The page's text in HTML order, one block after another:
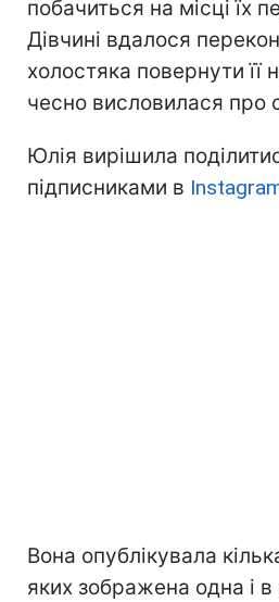
побачиться на місці їх
Дівчині вдалося
холостяка повернути її
чесно висловилася про
Юлія вирішила
підписниками в
Вона опублікувала
яких зображена одна і в